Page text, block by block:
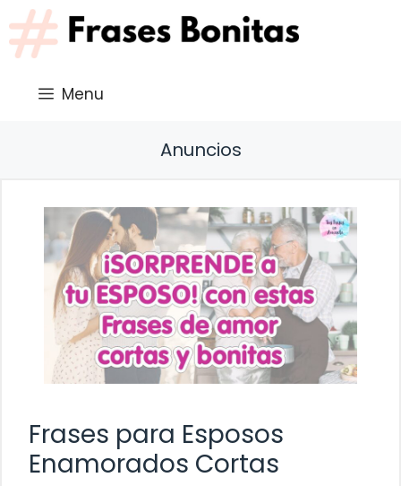
Saltar
al
contenido
Menu
Anuncios
Frases para Esposos
Enamorados Cortas